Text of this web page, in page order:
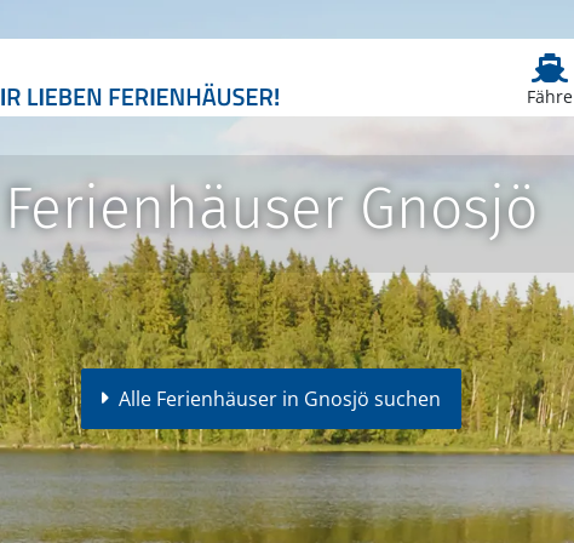
Fähre
Ferienhäuser Gnosjö
Alle Ferienhäuser in Gnosjö suchen